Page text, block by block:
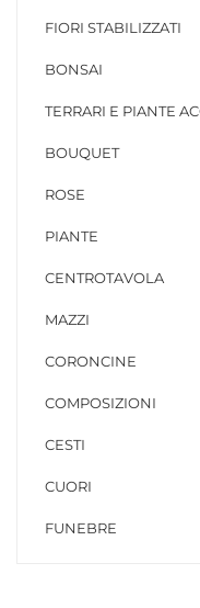
FIORI STABILIZZATI
BONSAI
TERRARI E PIANTE
BOUQUET
ROSE
PIANTE
CENTROTAVOLA
MAZZI
CORONCINE
COMPOSIZIONI
CESTI
CUORI
FUNEBRE